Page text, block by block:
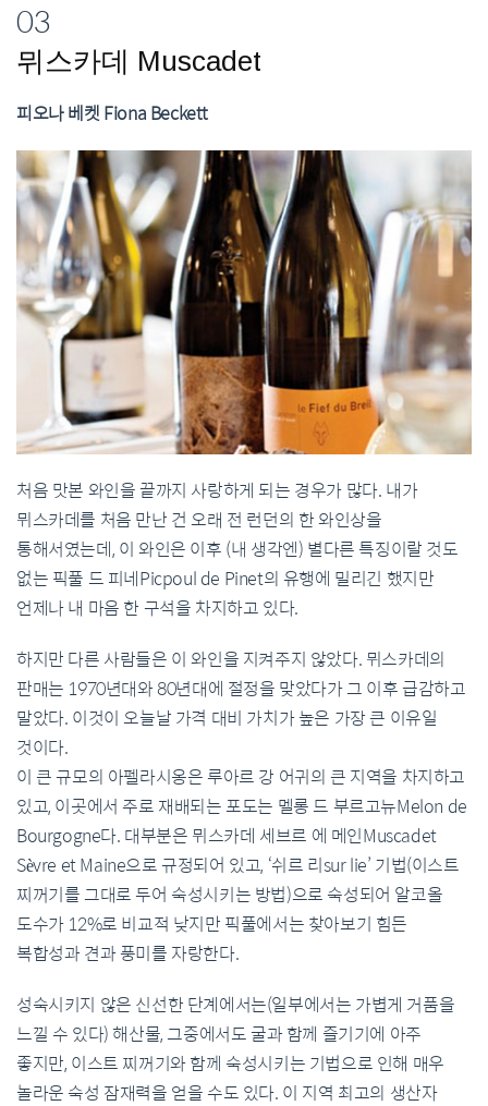
03
뮈스카데 Muscadet
피오나 베켓 Fiona Beckett
처음 맛본 와인을 끝까지 사랑하게 되는 경우가 많다. 내가
뮈스카데를 처음 만난 건 오래 전 런던의 한 와인상을
통해서였는데, 이 와인은 이후 (내 생각엔) 별다른 특징이랄 것도
없는 픽풀 드 피네Picpoul de Pinet의 유행에 밀리긴 했지만
언제나 내 마음 한 구석을 차지하고 있다.
하지만 다른 사람들은 이 와인을 지켜주지 않았다. 뮈스카데의
판매는 1970년대와 80년대에 절정을 맞았다가 그 이후 급감하고
말았다. 이것이 오늘날 가격 대비 가치가 높은 가장 큰 이유일
것이다.
이 큰 규모의 아펠라시옹은 루아르 강 어귀의 큰 지역을 차지하고
있고, 이곳에서 주로 재배되는 포도는 멜롱 드 부르고뉴Melon de
Bourgogne다. 대부분은 뮈스카데 세브르 에 메인Muscadet
Sèvre et Maine으로 규정되어 있고, ‘쉬르 리sur lie’ 기법(이스트
찌꺼기를 그대로 두어 숙성시키는 방법)으로 숙성되어 알코올
도수가 12%로 비교적 낮지만 픽풀에서는 찾아보기 힘든
복합성과 견과 풍미를 자랑한다.
성숙시키지 않은 신선한 단계에서는(일부에서는 가볍게 거품을
느낄 수 있다) 해산물, 그중에서도 굴과 함께 즐기기에 아주
좋지만, 이스트 찌꺼기와 함께 숙성시키는 기법으로 인해 매우
놀라운 숙성 잠재력을 얻을 수도 있다. 이 지역 최고의 생산자